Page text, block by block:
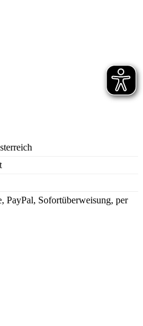
PayPal, Sofortüberweisung, per